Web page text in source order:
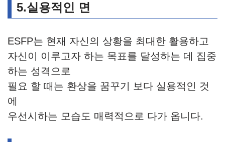
5.실용적인 면
ESFP는 현재 자신의 상황을 최대한 활용하고
자신이 이루고자 하는 목표를 달성하는 데 집중
하는 성격으로
필요 할 때는 환상을 꿈꾸기 보다 실용적인 것
에
우선시하는 모습도 매력적으로 다가 옵니다.